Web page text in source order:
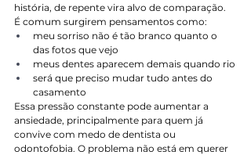
história, de repente vira alvo de comparação.
É comum surgirem pensamentos como:
meu sorriso não é tão branco quanto o
das fotos que vejo
meus dentes aparecem demais quando rio
será que preciso mudar tudo antes do
casamento
Essa pressão constante pode aumentar a
ansiedade, principalmente para quem já
convive com medo de dentista ou
odontofobia. O problema não está em querer